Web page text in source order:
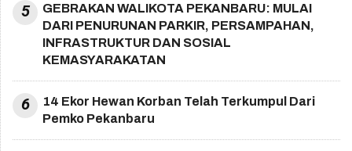
5
GEBRAKAN WALIKOTA PEKANBARU: MULAI
DARI PENURUNAN PARKIR, PERSAMPAHAN,
INFRASTRUKTUR DAN SOSIAL
KEMASYARAKATAN
6
14 Ekor Hewan Korban Telah Terkumpul Dari
Pemko Pekanbaru